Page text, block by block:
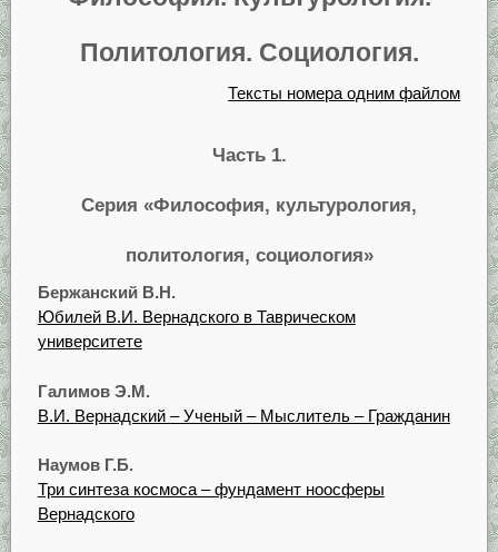
Политология. Социология.
Тексты номера одним файлом
Часть 1.
Серия «Философия, культурология,
политология, социология»
Бержанский В.Н.
Юбилей В.И. Вернадского в Таврическом
университете
Галимов Э.М.
В.И. Вернадский – Ученый – Мыслитель – Гражданин
Наумов Г.Б.
Три синтеза космоса – фундамент ноосферы
Вернадского